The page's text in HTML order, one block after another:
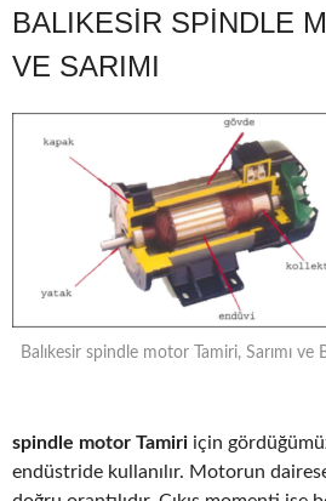
BALIKESIR SPINDLE
VE SARIMI
Balıkesir spindle motor Tamiri, Sarımı ve
spindle motor Tamiri için
endüstride kullanılır. Motorun